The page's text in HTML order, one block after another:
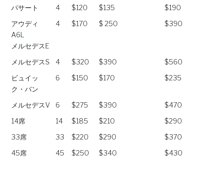
車両
座
北京市
八達嶺／慕田峪の
金山嶺／司馬
パサート 4 $120 $135
$190
アウディ
A6L
メルセデスE
4 $170 $ 250 $390
メルセデスS 4 $320 $390
$560
ビュイッ
ク・バン
6 $150 $170 $235
メルセデスV 6 $275 $390
$470
14席
14 $185 $210
$290
33席
33 $220 $290
$370
45席
45 $250 $340 $430